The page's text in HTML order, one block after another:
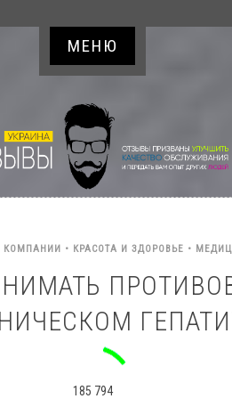
МЕНЮ
КОМПАНИИ • КРАСОТА И ЗДОРОВЬЕ •
185 794